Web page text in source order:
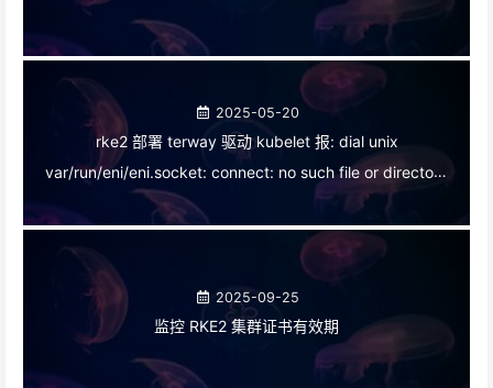
2025-05-20
rke2 部署 terway 驱动 kubelet 报: dial unix
var/run/eni/eni.socket: connect: no such file or directory
2025-09-25
监控 RKE2 集群证书有效期